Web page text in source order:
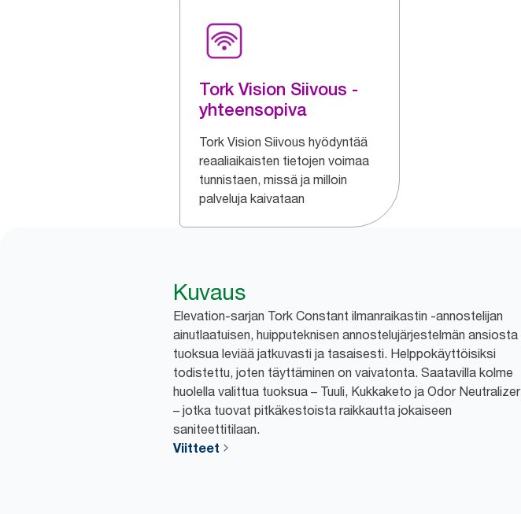
Tork Vision Siivous -
yhteensopiva
Tork Vision Siivous hyödyntää
reaaliaikaisten tietojen voimaa
tunnistaen, missä ja milloin
palveluja kaivataan
Kuvaus
Elevation-sarjan Tork Constant ilmanraikastin -annostelijan
ainutlaatuisen, huipputeknisen annostelujärjestelmän ansiosta
tuoksua leviää jatkuvasti ja tasaisesti. Helppokäyttöisiksi
todistettu, joten täyttäminen on vaivatonta. Saatavilla kolme
huolella valittua tuoksua – Tuuli, Kukkaketo ja Odor Neutralizer
– jotka tuovat pitkäkestoista raikkautta jokaiseen
saniteettitilaan.
Viitteet